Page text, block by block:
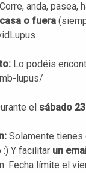
Corre, anda, pasea,
o fuera
Lo podéis
lupus/
el sábado
Solamente tienes
:) Y facilitar un
Fecha límite el